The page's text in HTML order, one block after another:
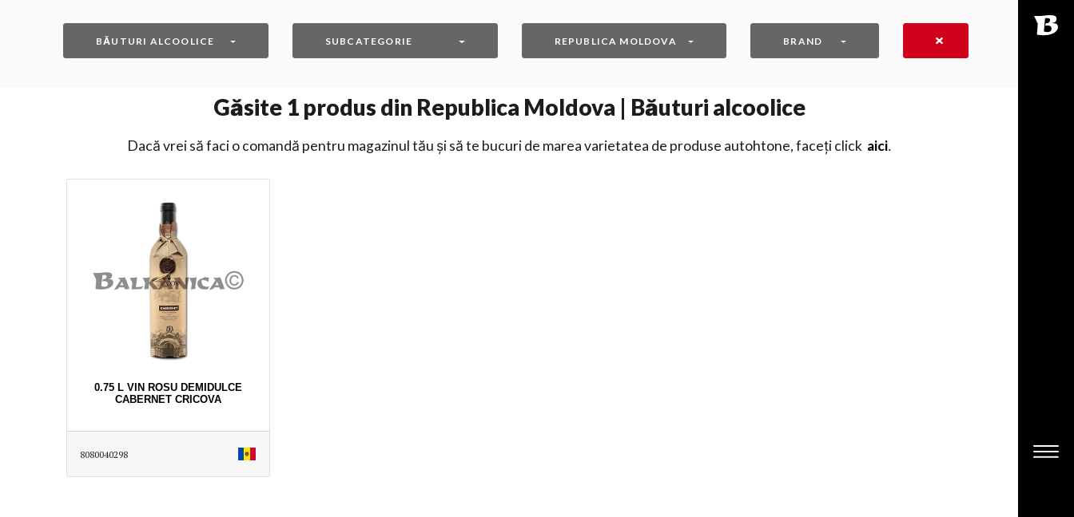
BĂUTURI ALCOOLICE SUBCATEGORIE REPUBLICA MOLDOVA BRAND
Găsite 1 produs din Republica Moldova | Băuturi alcoolice
Dacă vrei să faci o comandă pentru magazinul tău și să te bucuri de marea varietatea de produse autohtone, faceți click aici․
0.75 L VIN ROSU DEMIDULCE
CABERNET CRICOVA
8080040298